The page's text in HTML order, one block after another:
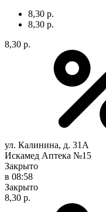
8,30 р.
8,30 р.
8,30 р.
ул. Калинина, д. 31А
Искамед Аптека №15
Закрыто
в 08:58
Закрыто
8,30 р.